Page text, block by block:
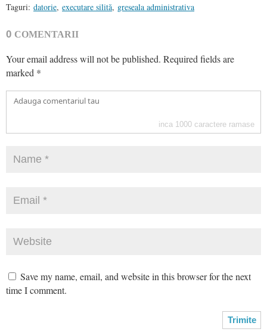
Taguri: datorie, executare silită, greseala administrativa
0 COMENTARII
Your email address will not be published. Required fields are
marked *
inca 1000 caractere ramase
Save my name, email, and website in this browser for the next
time I comment.